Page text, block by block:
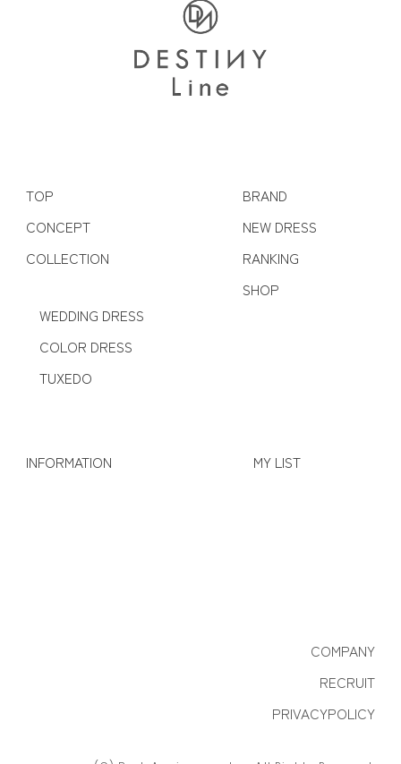
TOP
CONCEPT
COLLECTION
WEDDING DRESS
COLOR DRESS
TUXEDO
BRAND
NEW DRESS
RANKING
SHOP
INFORMATION MY LIST
COMPANY
RECRUIT
PRIVACYPOLICY